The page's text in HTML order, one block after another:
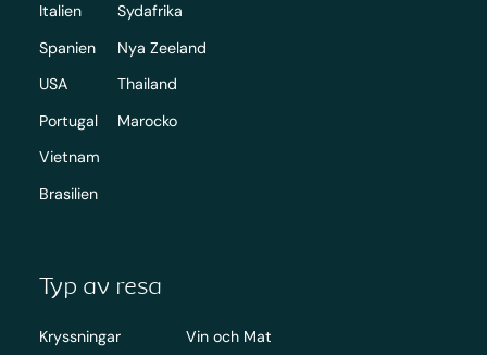
Italien
Spanien
USA
Portugal
Vietnam
Brasilien
Sydafrika
Nya Zeeland
Thailand
Marocko
Typ av resa
Kryssningar
Vin och Mat